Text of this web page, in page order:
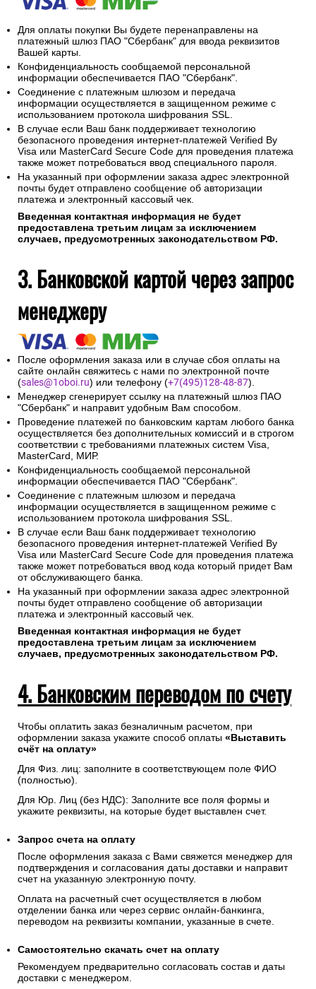
Для оплаты покупки Вы будете перенаправлены на
платежный шлюз ПАО "Сбербанк" для ввода реквизитов
Вашей карты.
Конфиденциальность сообщаемой персональной
информации обеспечивается ПАО "Сбербанк".
Соединение с платежным шлюзом и передача
информации осуществляется в защищенном режиме с
использованием протокола шифрования SSL.
В случае если Ваш банк поддерживает технологию
безопасного проведения интернет-платежей Verified By
Visa или MasterCard Secure Code для проведения платежа
также может потребоваться ввод специального пароля.
На указанный при оформлении заказа адрес электронной
почты будет отправлено сообщение об авторизации
платежа и электронный кассовый чек.
Введенная контактная информация не будет
предоставлена третьим лицам за исключением
случаев, предусмотренных законодательством РФ.
3. Банковской картой через запрос
менеджеру
После оформления заказа или в случае сбоя оплаты на
сайте онлайн свяжитесь с нами по электронной почте
(sales@1oboi.ru) или телефону (+7(495)128-48-87).
Менеджер сгенерирует ссылку на платежный шлюз ПАО
"Сбербанк" и направит удобным Вам способом.
Проведение платежей по банковским картам любого банка
осуществляется без дополнительных комиссий и в строгом
соответствии с требованиями платежных систем Visa,
MasterCard, МИР.
Конфиденциальность сообщаемой персональной
информации обеспечивается ПАО "Сбербанк".
Соединение с платежным шлюзом и передача
информации осуществляется в защищенном режиме с
использованием протокола шифрования SSL.
В случае если Ваш банк поддерживает технологию
безопасного проведения интернет-платежей Verified By
Visa или MasterCard Secure Code для проведения платежа
также может потребоваться ввод кода который придет Вам
от обслуживающего банка.
На указанный при оформлении заказа адрес электронной
почты будет отправлено сообщение об авторизации
платежа и электронный кассовый чек.
Введенная контактная информация не будет
предоставлена третьим лицам за исключением
случаев, предусмотренных законодательством РФ.
4. Банковским переводом по счету
Чтобы оплатить заказ безналичным расчетом, при
оформлении заказа укажите способ оплаты «Выставить
счёт на оплату»
Для Физ. лиц: заполните в соответствующем поле ФИО
(полностью).
Для Юр. Лиц (без НДС): Заполните все поля формы и
укажите реквизиты, на которые будет выставлен счет.
Запрос счета на оплату
После оформления заказа с Вами свяжется менеджер для
подтверждения и согласования даты доставки и направит
счет на указанную электронную почту.
Оплата на расчетный счет осуществляется в любом
отделении банка или через сервис онлайн-банкинга,
переводом на реквизиты компании, указанные в счете.
Самостоятельно скачать счет на оплату
Рекомендуем предварительно согласовать состав и даты
доставки с менеджером.